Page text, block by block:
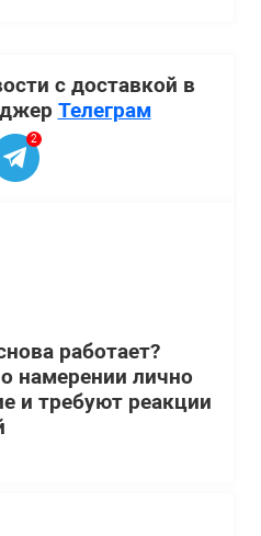
с доставкой в
Телеграм
2
работает?
намерении лично
и требуют реакции